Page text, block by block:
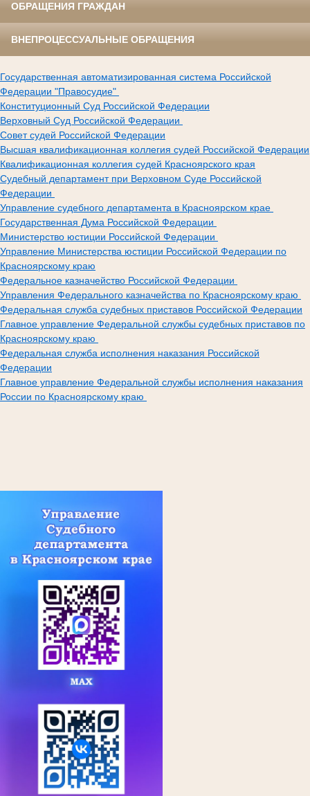
ОБРАЩЕНИЯ ГРАЖДАН
ВНЕПРОЦЕССУАЛЬНЫЕ ОБРАЩЕНИЯ
Государственная автоматизированная система Российской
Федерации "Правосудие"
Конституционный Суд Российской Федерации
Верховный Суд Российской Федерации
Совет судей Российской Федерации
Высшая квалификационная коллегия судей Российской Федерации
Квалификационная коллегия судей Красноярского края
Судебный департамент при Верховном Суде Российской
Федерации
Управление судебного департамента в Красноярском крае
Государственная Дума Российской Федерации
Министерство юстиции Российской Федерации
Управление Министерства юстиции Российской Федерации по
Красноярскому краю
Федеральное казначейство Российской Федерации
Управления Федерального казначейства по Красноярскому краю
Федеральная служба судебных приставов Российской Федерации
Главное управление Федеральной службы судебных приставов по
Красноярскому краю
Федеральная служба исполнения наказания Российской
Федерации
Главное управление Федеральной службы исполнения наказания
России по Красноярскому краю